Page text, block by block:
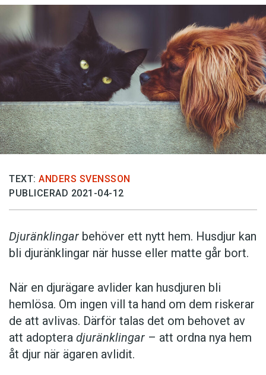
TEXT: ANDERS SVENSSON
PUBLICERAD 2021-04-12
Djuränklingar behöver ett nytt hem. Husdjur kan
bli djuränklingar när husse eller matte går bort.
När en djurägare avlider kan husdjuren bli
hemlösa. Om ingen vill ta hand om dem riskerar
de att avlivas. Därför talas det om behovet av
att adoptera djuränklingar – att ordna nya hem
åt djur när ägaren avlidit.